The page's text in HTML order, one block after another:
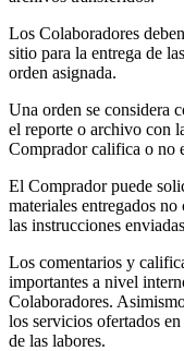
Los Colaboradores
sitio para la entrega de
orden asignada.
Una orden se considera
el reporte o archivo con
Comprador califica o no
El Comprador puede
materiales entregados
las instrucciones
Los comentarios y
importantes a nivel
Colaboradores.
los servicios ofertados
de las labores.